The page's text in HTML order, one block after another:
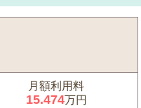
月額利用料
15.474万円